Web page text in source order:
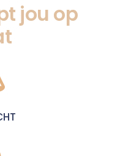
jou op